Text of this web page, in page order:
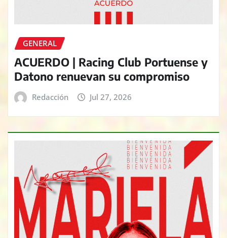
GENERAL
ACUERDO | Racing Club Portuense y
Datono renuevan su compromiso
Redacción Jul 27, 2026